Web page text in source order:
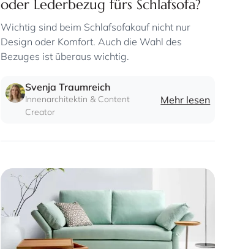
oder Lederbezug fürs Schlafsofa?
Wichtig sind beim Schlafsofakauf nicht nur
Design oder Komfort. Auch die Wahl des
Bezuges ist überaus wichtig.
Svenja Traumreich
Innenarchitektin & Content
Creator
Mehr lesen